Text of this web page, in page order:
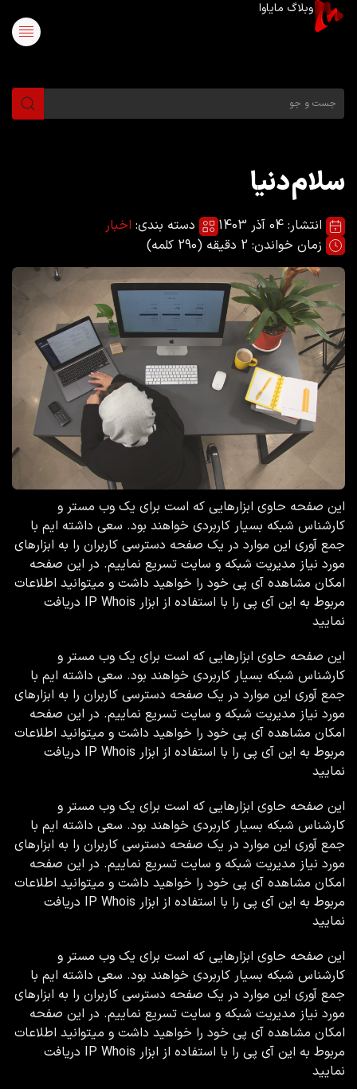
وبلاگ مایاوا
سلام دنیا
انتشار: 04 آذر 1403 دسته بندی: اخبار
زمان خواندن: 2 دقیقه (290 کلمه)
این صفحه حاوی ابزارهایی که است برای یک وب مستر و
کارشناس شبکه بسیار کاربردی خواهند بود. سعی داشته ایم با
جمع آوری این موارد در یک صفحه دسترسی کاربران را به ابزارهای
مورد نیاز مدیریت شبکه و سایت تسریع نماییم. در این صفحه
امکان مشاهده آی پی خود را خواهید داشت و میتوانید اطلاعات
مربوط به این آی پی را با استفاده از ابزار IP Whois دریافت
نمایید
این صفحه حاوی ابزارهایی که است برای یک وب مستر و
کارشناس شبکه بسیار کاربردی خواهند بود. سعی داشته ایم با
جمع آوری این موارد در یک صفحه دسترسی کاربران را به ابزارهای
مورد نیاز مدیریت شبکه و سایت تسریع نماییم. در این صفحه
امکان مشاهده آی پی خود را خواهید داشت و میتوانید اطلاعات
مربوط به این آی پی را با استفاده از ابزار IP Whois دریافت
نمایید
این صفحه حاوی ابزارهایی که است برای یک وب مستر و
کارشناس شبکه بسیار کاربردی خواهند بود. سعی داشته ایم با
جمع آوری این موارد در یک صفحه دسترسی کاربران را به ابزارهای
مورد نیاز مدیریت شبکه و سایت تسریع نماییم. در این صفحه
امکان مشاهده آی پی خود را خواهید داشت و میتوانید اطلاعات
مربوط به این آی پی را با استفاده از ابزار IP Whois دریافت
نمایید
این صفحه حاوی ابزارهایی که است برای یک وب مستر و
کارشناس شبکه بسیار کاربردی خواهند بود. سعی داشته ایم با
جمع آوری این موارد در یک صفحه دسترسی کاربران را به ابزارهای
مورد نیاز مدیریت شبکه و سایت تسریع نماییم. در این صفحه
امکان مشاهده آی پی خود را خواهید داشت و میتوانید اطلاعات
مربوط به این آی پی را با استفاده از ابزار IP Whois دریافت
نمایید